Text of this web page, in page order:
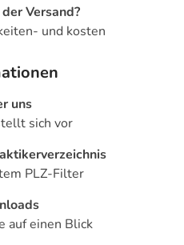
Versand?
und kosten
uns
sich vor
PLZ-Filter
auf einen Blick